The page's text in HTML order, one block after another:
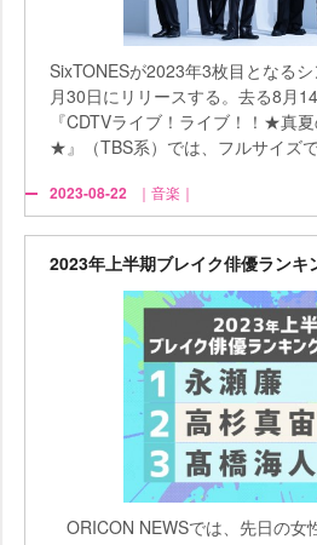
SixTONESが2023年3枚目となる
月30日にリリースする。去る8月
『CDTVライブ！ライブ！！★真
★』（TBS系）では、フルサイズ
2023-08-22 ｜音楽｜
2023年上半期ブレイク俳優ランキ
ORICON NEWSでは、先日の女